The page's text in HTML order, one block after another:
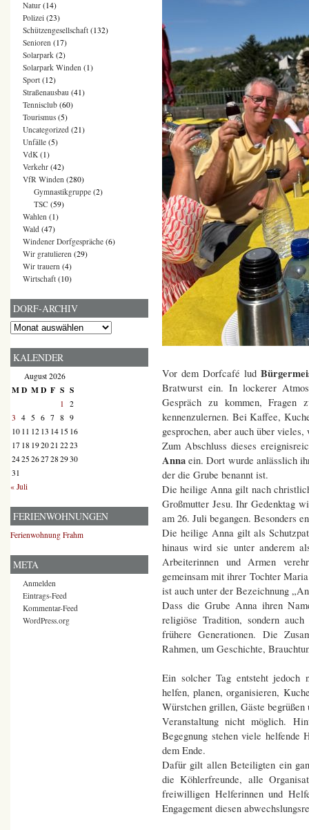
Vor dem Dorfcafé lud
Bratwurst ein. In lockerer
Gespräch zu kommen, Fragen
kennenzulernen. Bei Kaffee,
gesprochen, aber auch über
Zum Abschluss dieses
Anna ein. Dort wurde anlässlich
der die Grube benannt ist.
Die heilige Anna gilt nach
Großmutter Jesu. Ihr Gedenktag
am 26. Juli begangen. Besonders
Die heilige Anna gilt als
hinaus wird sie unter anderem
Arbeiterinnen und Armen
gemeinsam mit ihrer Tochter
ist auch unter der Bezeichnung
Dass die Grube Anna ihren
religiöse Tradition, sondern
frühere Generationen. Die
Rahmen, um Geschichte,
Ein solcher Tag entsteht
helfen, planen, organisieren,
Würstchen grillen, Gäste
Veranstaltung nicht möglich.
Begegnung stehen viele helfende
dem Ende.
Dafür gilt allen Beteiligten ein
die Köhlerfreunde, alle
freiwilligen Helferinnen und
Engagement diesen
Natur (14)
Polizei (23)
Schützengesellschaft (132)
Senioren (17)
Solarpark (2)
Solarpark Winden (1)
Sport (12)
Straßenausbau (41)
Tennisclub (60)
Tourismus (5)
Uncategorized (21)
Unfälle (5)
VdK (1)
Verkehr (42)
VfR Winden (280)
Gymnastikgruppe (2)
TSC (59)
Wahlen (1)
Wald (47)
Windener Dorfgespräche (6)
Wir gratulieren (29)
Wir trauern (4)
Wirtschaft (10)
DORF-ARCHIV
Dorf-
KALENDER
August 2026
MD MD F S S
1 2
3 4 5 6 7 8 9
10 11 12 13 14 15 16
17 18 192021 2223
2425 2627 28 2930
31
« Juli
FERIENWOHNUNGEN
Ferienwohnung Frahm
META
Anmelden
Eintrags-Feed
Kommentar-Feed
WordPress.org